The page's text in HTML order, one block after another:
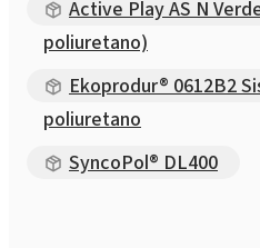
Active Play AS N
poliuretano)
Ekoprodur® 0612B2
poliuretano
SyncoPol® DL400